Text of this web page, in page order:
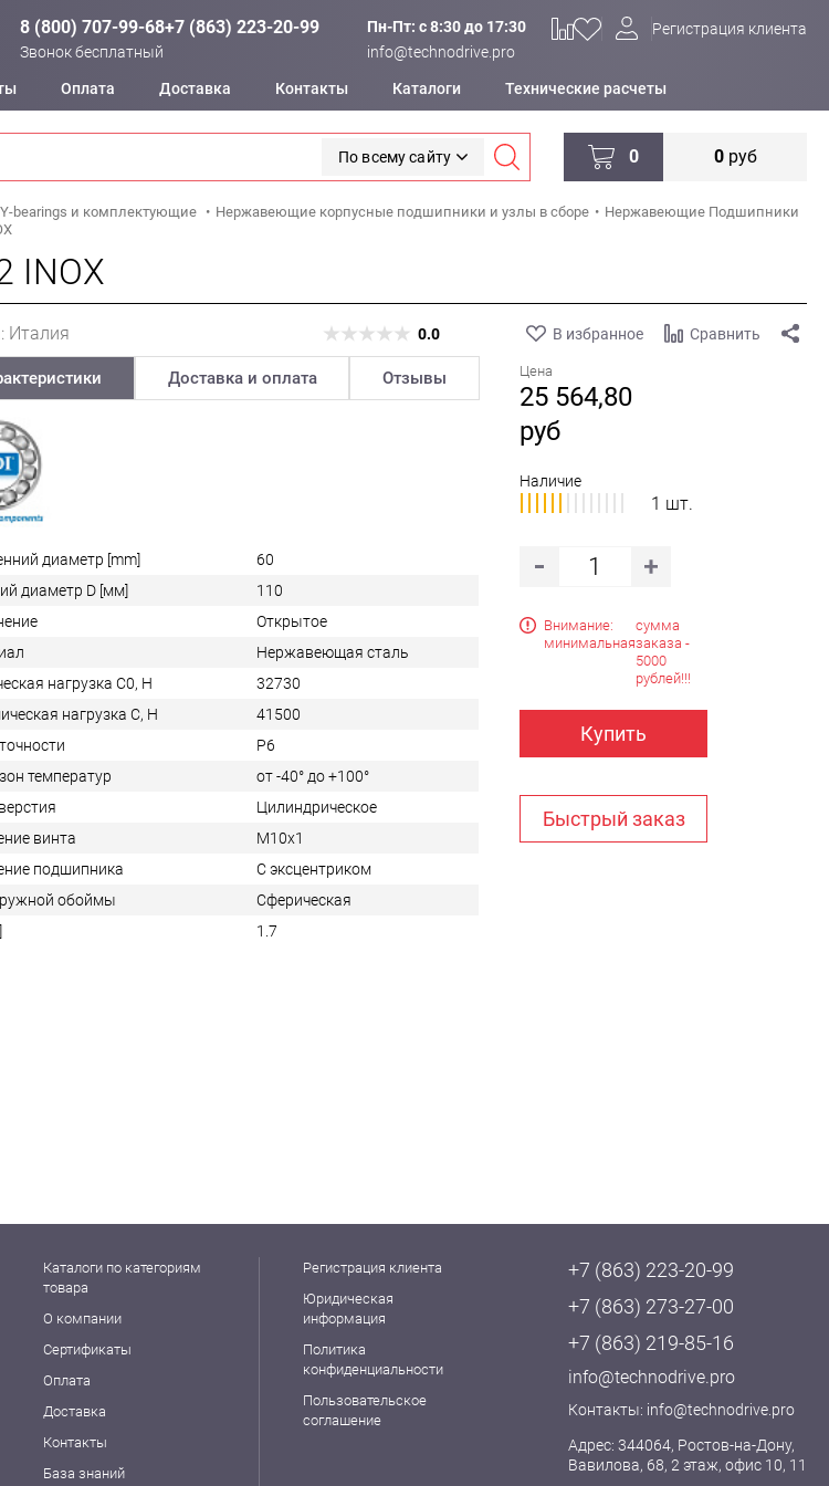
8 (800) 707-99-68+7 (863) 223-20-99
Звонок бесплатный
Пн-Пт: c 8:30 до 17:30
info@technodrive.pro
Регистрация клиента
Оплата Доставка Контакты Каталоги Технические расчеты
По всему сайту 0 0руб
bearings и комплектующие Нержавеющие корпусные подшипники и узлы в сборе
Нержавеющие Подшипники
INOX
Италия 0.0 В избранное Сравнить
Цена
25 564,80
руб
Наличие
1 шт.
Внимание:
минимальная
сумма
заказа -
5000
рублей!!!
Купить
Быстрый заказ
Доставка и оплата Отзывы
диаметр [mm]
60
диаметр D [мм]
110
Открытое
Нержавеющая сталь
нагрузка C0, Н
32730
нагрузка C, Н
41500
P6
температур
от -40° до +100°
Цилиндрическое
винта
M10x1
подшипника
С эксцентриком
обоймы
Сферическая
1.7
Каталоги по категориям
товара
О компании
Сертификаты
Оплата
Доставка
Контакты
База знаний
Регистрация клиента
Юридическая
информация
Политика
конфиденциальности
Пользовательское
соглашение
+7 (863) 223-20-99
+7 (863) 273-27-00
+7 (863) 219-85-16
info@technodrive.pro
Контакты: info@technodrive.pro
Адрес: 344064, Ростов-на-Дону,
Вавилова, 68, 2 этаж, офис 10, 11